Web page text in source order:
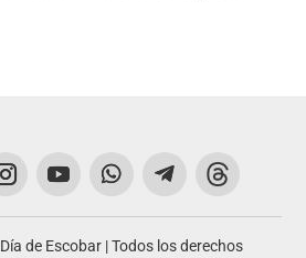
de Escobar | Todos los derechos